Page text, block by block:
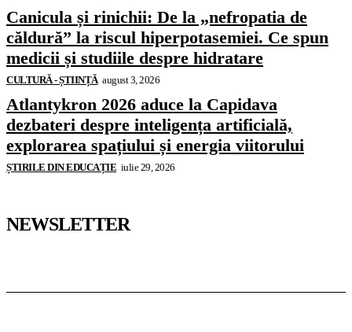
Canicula și rinichii: De la „nefropatia de
căldură” la riscul hiperpotasemiei. Ce spun
medicii și studiile despre hidratare
CULTURĂ - ȘTIINȚĂ august 3, 2026
Atlantykron 2026 aduce la Capidava
dezbateri despre inteligența artificială,
explorarea spațiului și energia viitorului
ȘTIRILE DIN EDUCAȚIE iulie 29, 2026
NEWSLETTER